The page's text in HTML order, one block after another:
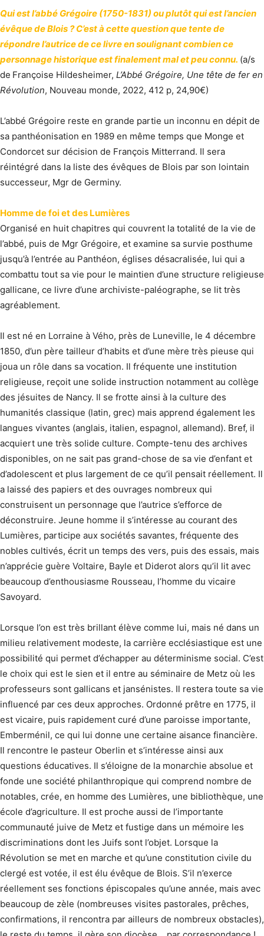
Qui est l’abbé Grégoire (1750-1831) ou plutôt qui est l’ancien
évêque de Blois ? C’est à cette question que tente de
répondre l’autrice de ce livre en soulignant combien ce
personnage historique est finalement mal et peu connu. (a/s
de Françoise Hildesheimer, L’Abbé Grégoire, Une tête de fer en
Révolution, Nouveau monde, 2022, 412 p, 24,90€)
L’abbé Grégoire reste en grande partie un inconnu en dépit de
sa panthéonisation en 1989 en même temps que Monge et
Condorcet sur décision de François Mitterrand. Il sera
réintégré dans la liste des évêques de Blois par son lointain
successeur, Mgr de Germiny.
Homme de foi et des Lumières
Organisé en huit chapitres qui couvrent la totalité de la vie de
l’abbé, puis de Mgr Grégoire, et examine sa survie posthume
jusqu’à l’entrée au Panthéon, églises désacralisée, lui qui a
combattu tout sa vie pour le maintien d’une structure religieuse
gallicane, ce livre d’une archiviste-paléographe, se lit très
agréablement.
Il est né en Lorraine à Vého, près de Luneville, le 4 décembre
1850, d’un père tailleur d’habits et d’une mère très pieuse qui
joua un rôle dans sa vocation. Il fréquente une institution
religieuse, reçoit une solide instruction notamment au collège
des jésuites de Nancy. Il se frotte ainsi à la culture des
humanités classique (latin, grec) mais apprend également les
langues vivantes (anglais, italien, espagnol, allemand). Bref, il
acquiert une très solide culture. Compte-tenu des archives
disponibles, on ne sait pas grand-chose de sa vie d’enfant et
d’adolescent et plus largement de ce qu’il pensait réellement. Il
a laissé des papiers et des ouvrages nombreux qui
construisent un personnage que l’autrice s’efforce de
déconstruire. Jeune homme il s’intéresse au courant des
Lumières, participe aux sociétés savantes, fréquente des
nobles cultivés, écrit un temps des vers, puis des essais, mais
n’apprécie guère Voltaire, Bayle et Diderot alors qu’il lit avec
beaucoup d’enthousiasme Rousseau, l’homme du vicaire
Savoyard.
Lorsque l’on est très brillant élève comme lui, mais né dans un
milieu relativement modeste, la carrière ecclésiastique est une
possibilité qui permet d’échapper au déterminisme social. C’est
le choix qui est le sien et il entre au séminaire de Metz où les
professeurs sont gallicans et jansénistes. Il restera toute sa vie
influencé par ces deux approches. Ordonné prêtre en 1775, il
est vicaire, puis rapidement curé d’une paroisse importante,
Emberménil, ce qui lui donne une certaine aisance financière.
Il rencontre le pasteur Oberlin et s’intéresse ainsi aux
questions éducatives. Il s’éloigne de la monarchie absolue et
fonde une société philanthropique qui comprend nombre de
notables, crée, en homme des Lumières, une bibliothèque, une
école d’agriculture. Il est proche aussi de l’importante
communauté juive de Metz et fustige dans un mémoire les
discriminations dont les Juifs sont l’objet. Lorsque la
Révolution se met en marche et qu’une constitution civile du
clergé est votée, il est élu évêque de Blois. S’il n’exerce
réellement ses fonctions épiscopales qu’une année, mais avec
beaucoup de zèle (nombreuses visites pastorales, prêches,
confirmations, il rencontra par ailleurs de nombreux obstacles),